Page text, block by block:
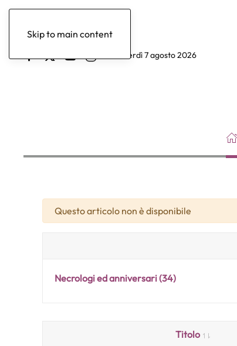
Skip to main content
venerdì 7 agosto 2026
Attenzione
Questo articolo non è disponibile
Necrologi ed anniversari(34)
Titolo